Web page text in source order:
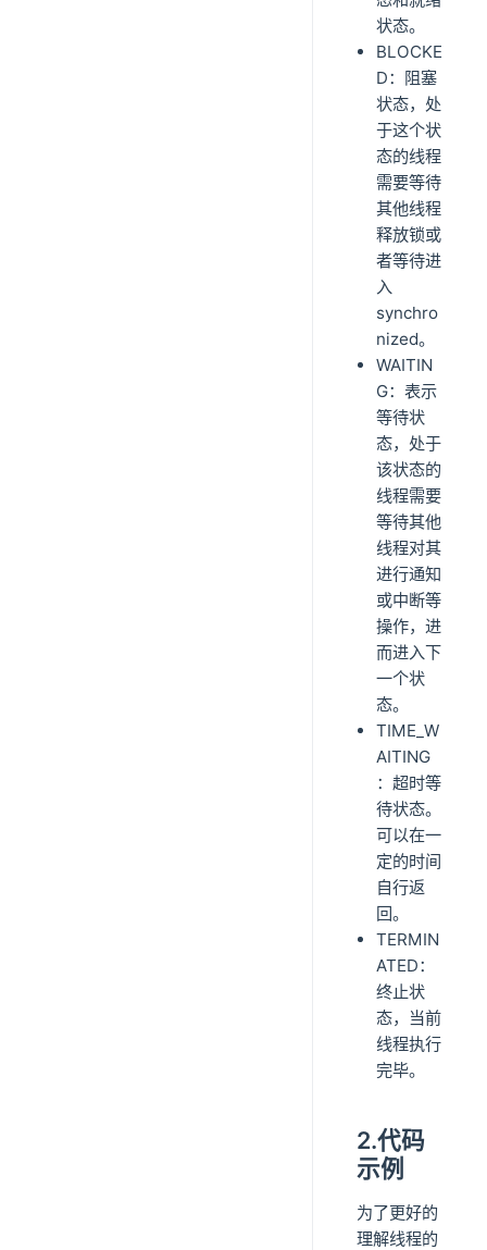
状态。
BLOCKE
D：阻塞
状态，处
于这个状
态的线程
需要等待
其他线程
释放锁或
者等待进
入
synchro
nized。
WAITIN
G：表示
等待状
态，处于
该状态的
线程需要
等待其他
线程对其
进行通知
或中断等
操作，进
而进入下
一个状
态。
TIME_W
AITING
：超时等
待状态。
可以在一
定的时间
自行返
回。
TERMIN
ATED：
终止状
态，当前
线程执行
完毕。
2.代码
示例
为了更好的
理解线程的